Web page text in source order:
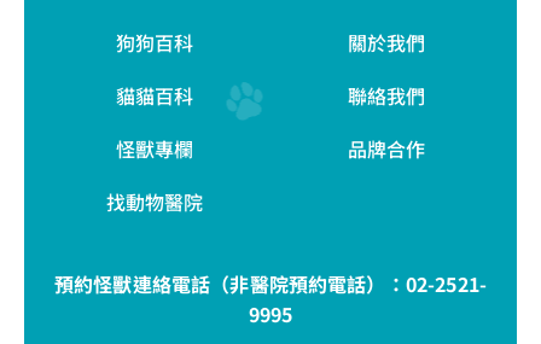
狗狗百科
貓貓百科
怪獸專欄
找動物醫院
關於我們
聯絡我們
品牌合作
預約怪獸連絡電話（非醫院預約電話）： 02-2521-
9995